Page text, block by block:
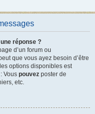
réponse ?
d’un forum ou
que vous ayez besoin d’être
options disponibles est
Vous pouvez poster de
etc.